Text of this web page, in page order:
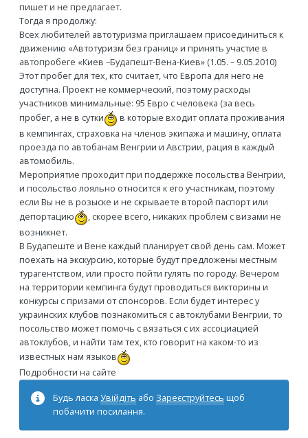
пишет и не предлагает.
Тогда я продолжу:
Всех любителей автотуризма приглашаем присоединиться к
движению «Автотуризм без границ» и принять участие в
автопробеге «Киев –Будапешт-Вена-Киев» (1.05. – 9.05.2010)
Этот пробег для тех, кто считает, что Европа для него не
доступна. Проект не коммерческий, поэтому расходы
участников минимальные: 95 Евро с человека (за весь
пробег, а не в сутки
в которые входит оплата проживания
в кемпингах, страховка на членов экипажа и машину, оплата
проезда по автобанам Венгрии и Австрии, рация в каждый
автомобиль.
Мероприятие проходит при поддержке посольства Венгрии,
и посольство лояльно относится к его участникам, поэтому
если Вы не в розыске и не скрываете второй паспорт или
депортацию
, скорее всего, никаких проблем с визами не
возникнет.
В Будапеште и Вене каждый планирует свой день сам. Может
поехать на экскурсию, которые будут предложены местным
турагентством, или просто пойти гулять по городу. Вечером
на территории кемпинга будут проводиться викторины и
конкурсы с призами от спонсоров. Если будет интерес у
украинских клубов познакомиться с автоклубами Венгрии, то
посольство может помочь с вязаться с их ассоциацией
автоклубов, и найти там тех, кто говорит на каком-то из
известных нам языков
Подробности на сайте
Будь ласка Увійдіть або Зареєструйтесь щоб
побачити посилання.